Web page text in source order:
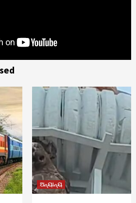
ଅନ୍ୟାନ୍ୟ